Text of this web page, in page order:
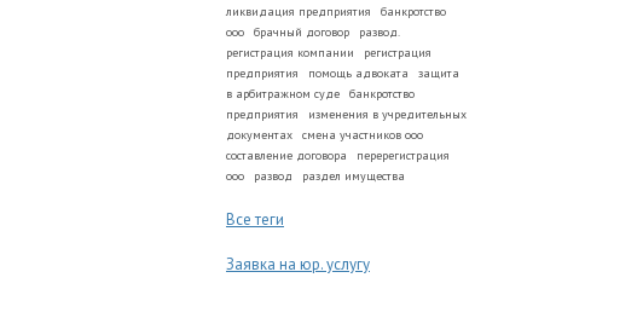
ликвидация предприятия
банкротство
ооо
брачный договор
развод.
регистрация компании
регистрация
предприятия
помощь адвоката
защита
в арбитражном суде
банкротство
предприятия
изменения в учредительных
документах
смена участников ооо
составление договора
перерегистрация
ооо
развод раздел имущества
Все теги
Заявка на юр. услугу